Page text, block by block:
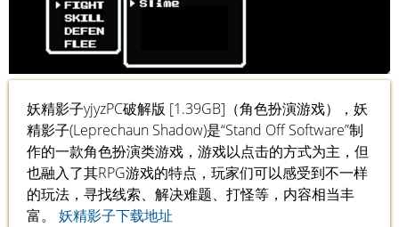
妖精影子yjyzPC破解版 [1.39GB]（角色扮演游戏），妖
精影子(Leprechaun Shadow)是“Stand Off Software”制
作的一款角色扮演类游戏，游戏以点击的方式为主，但
也融入了其RPG游戏的特点，玩家们可以感受到不一样
的玩法，寻找线索、解决难题、打怪等，内容相当丰
富。 妖精影子下载地址